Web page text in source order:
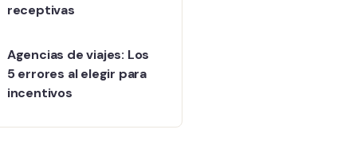
receptivas
Agencias de viajes: Los
5 errores al elegir para
incentivos